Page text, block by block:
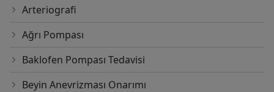
Arteriografi
Ağrı Pompası
Baklofen Pompası Tedavisi
Beyin Anevrizması Onarımı